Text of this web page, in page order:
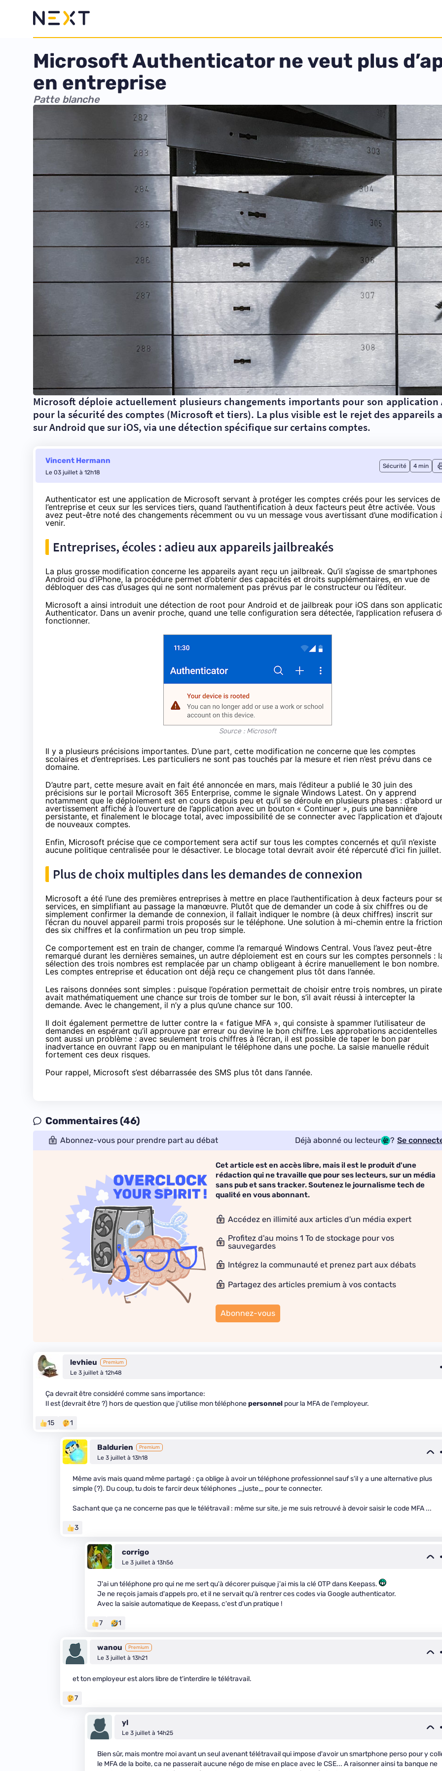
Microsoft Authenticator ne veut plus
en entreprise
Patte blanche
Microsoft déploie actuellement plusieurs changements importants pour son
pour la sécurité des comptes (Microsoft et tiers). La plus visible est le rejet des appareils
sur Android que sur iOS, via une détection spécifique sur certains comptes.
Vincent Hermann
Le 03 juillet à 12h18
Sécurité 4 min
Authenticator est une application de Microsoft servant à protéger les comptes créés pour les services de
l’entreprise et ceux sur les services tiers, quand l’authentification à deux facteurs peut être activée. Vous
avez peut-être noté des changements récemment ou vu un message vous avertissant d’une modification
venir.
Entreprises, écoles : adieu aux appareils jailbreakés
La plus grosse modification concerne les appareils ayant reçu un jailbreak. Qu’il s’agisse de smartphones
Android ou d’iPhone, la procédure permet d’obtenir des capacités et droits supplémentaires, en vue de
débloquer des cas d’usages qui ne sont normalement pas prévus par le constructeur ou l’éditeur.
Microsoft a ainsi introduit une détection de root pour Android et de jailbreak pour iOS dans son
Authenticator. Dans un avenir proche, quand une telle configuration sera détectée, l’application refusera
fonctionner.
Source : Microsoft
Il y a plusieurs précisions importantes. D’une part, cette modification ne concerne que les comptes
scolaires et d’entreprises. Les particuliers ne sont pas touchés par la mesure et rien n’est prévu dans ce
domaine.
D’autre part, cette mesure avait en fait été annoncée en mars, mais l’éditeur a publié le 30 juin des
précisions sur le portail Microsoft 365 Enterprise, comme le signale Windows Latest. On y apprend
notamment que le déploiement est en cours depuis peu et qu’il se déroule en plusieurs phases : d’abord
avertissement affiché à l’ouverture de l’application avec un bouton « Continuer », puis une bannière
persistante, et finalement le blocage total, avec impossibilité de se connecter avec l’application et
de nouveaux comptes.
Enfin, Microsoft précise que ce comportement sera actif sur tous les comptes concernés et qu’il n’existe
aucune politique centralisée pour le désactiver. Le blocage total devrait avoir été répercuté d’ici fin juillet.
Plus de choix multiples dans les demandes de connexion
Microsoft a été l’une des premières entreprises à mettre en place l’authentification à deux facteurs pour
services, en simplifiant au passage la manœuvre. Plutôt que de demander un code à six chiffres ou de
simplement confirmer la demande de connexion, il fallait indiquer le nombre (à deux chiffres) inscrit sur
l’écran du nouvel appareil parmi trois proposés sur le téléphone. Une solution à mi-chemin entre la friction
des six chiffres et la confirmation un peu trop simple.
Ce comportement est en train de changer, comme l’a remarqué Windows Central. Vous l’avez peut-être
remarqué durant les dernières semaines, un autre déploiement est en cours sur les comptes personnels :
sélection des trois nombres est remplacée par un champ obligeant à écrire manuellement le bon nombre.
Les comptes entreprise et éducation ont déjà reçu ce changement plus tôt dans l’année.
Les raisons données sont simples : puisque l’opération permettait de choisir entre trois nombres, un pirate
avait mathématiquement une chance sur trois de tomber sur le bon, s’il avait réussi à intercepter la
demande. Avec le changement, il n’y a plus qu’une chance sur 100.
Il doit également permettre de lutter contre la « fatigue MFA », qui consiste à spammer l’utilisateur de
demandes en espérant qu’il approuve par erreur ou devine le bon chiffre. Les approbations accidentelles
sont aussi un problème : avec seulement trois chiffres à l’écran, il est possible de taper le bon par
inadvertance en ouvrant l’app ou en manipulant le téléphone dans une poche. La saisie manuelle réduit
fortement ces deux risques.
Pour rappel, Microsoft s’est débarrassée des SMS plus tôt dans l’année.
Commentaires (46)
Abonnez-vous pour prendre part au débat Déjà abonné ou lecteur ? Se
Cet article est en accès libre, mais il est le produit d'une
rédaction qui ne travaille que pour ses lecteurs, sur un média
sans pub et sans tracker. Soutenez le journalisme tech de
qualité en vous abonnant.
Accédez en illimité aux articles d'un média expert
Profitez d'au moins 1 To de stockage pour vos
sauvegardes
Intégrez la communauté et prenez part aux débats
Partagez des articles premium à vos contacts
Abonnez-vous
levhieu Premium
Le 3 juillet à 12h48
Ça devrait être considéré comme sans importance:
Il est (devrait être ?) hors de question que j'utilise mon téléphonepersonnel pour la MFA de l'employeur.
15 1
Baldurien Premium
Le 3 juillet à 13h18
Même avis mais quand même partagé : ça oblige à avoir un téléphone professionnel sauf s'il y a une alternative plus
simple (?). Du coup, tu dois te farcir deux téléphones _juste_ pour te connecter.
Sachant que ça ne concerne pas que le télétravail : même sur site, je me suis retrouvé à devoir saisir le code MFA ...
3
corrigo
Le 3 juillet à 13h56
J'ai un téléphone pro qui ne me sert qu'à décorer puisque j'ai mis la clé OTP dans Keepass.
Je ne reçois jamais d'appels pro, et il ne servait qu'à rentrer ces codes via Google authenticator.
Avec la saisie automatique de Keepass, c'est d'un pratique !
7 1
wanou Premium
Le 3 juillet à 13h21
et ton employeur est alors libre de t'interdire le télétravail.
7
yl
Le 3 juillet à 14h25
Bien sûr, mais montre moi avant un seul avenant télétravail qui impose d'avoir un smartphone perso pour y
le MFA de la boite, ca ne passerait aucune négo de mise en place avec le CSE... A raisonner ainsi ta banque ne